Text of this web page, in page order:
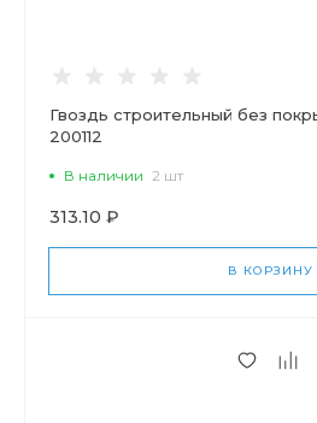
Гвоздь строительный без
200112
В наличии 2 шт
313.10 ₽
В КОРЗИНУ